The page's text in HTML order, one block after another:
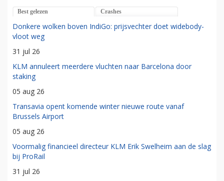
Best gelezen Crashes
Donkere wolken boven IndiGo: prijsvechter doet widebody-
vloot weg
31 jul 26
KLM annuleert meerdere vluchten naar Barcelona door
staking
05 aug 26
Transavia opent komende winter nieuwe route vanaf
Brussels Airport
05 aug 26
Voormalig financieel directeur KLM Erik Swelheim aan de slag
bij ProRail
31 jul 26